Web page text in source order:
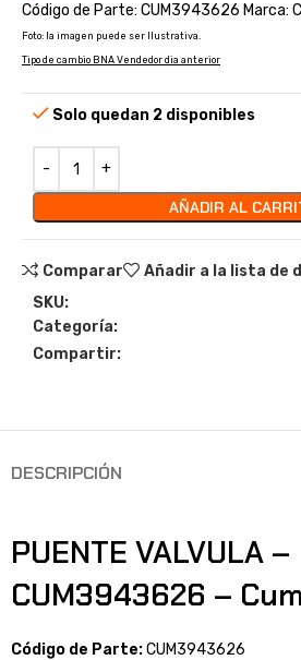
Código de Parte: CUM3943626 Marca:
Foto: la imagen puede ser Ilustrativa.
Tipo de cambio BNA Vendedor dia anterior
Solo quedan 2 disponibles
AÑADIR AL
Comparar
Añadir a la lista de
SKU:
Categoría:
Compartir:
DESCRIPCIÓN
PUENTE VALVULA –
CUM3943626 –
Código de Parte:CUM3943626